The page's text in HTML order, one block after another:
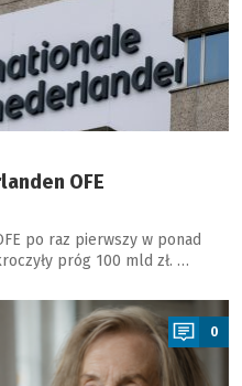
OFE
po raz pierwszy w ponad
próg 100 mld zł. …
0